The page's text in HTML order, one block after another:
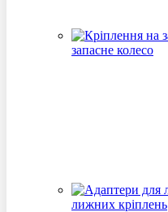
запасне колесо
лижних кріплень